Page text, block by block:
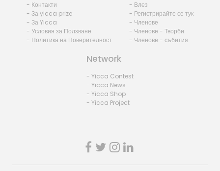
- Контакти
- За yicca prize
- За Yicca
- Условия за Ползване
- Политика на Поверителност
- Влез
- Регистрирайте се тук
- Членове
- Членове - Творби
- Членове - събития
Network
- Yicca Contest
- Yicca News
- Yicca Shop
- Yicca Project